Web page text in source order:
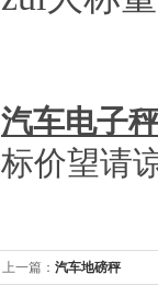
汽车电子
标价望请
上一篇： 汽车地磅秤